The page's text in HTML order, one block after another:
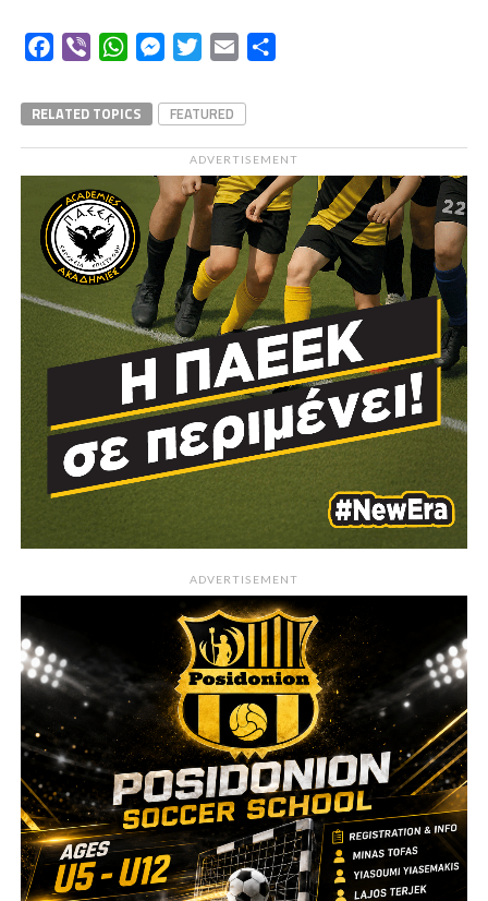
Facebook
Viber WhatsAppMessengerTwitterEmail
RELATED TOPICS FEATURED
ADVERTISEMENT
ADVERTISEMENT